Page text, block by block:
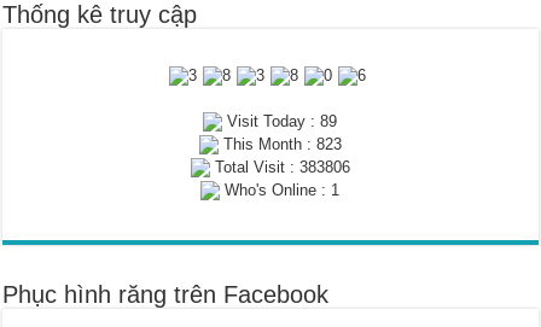
Thống kê truy cập
Visit Today : 89
This Month : 823
Total Visit : 383806
Who's Online : 1
Phục hình răng trên Facebook